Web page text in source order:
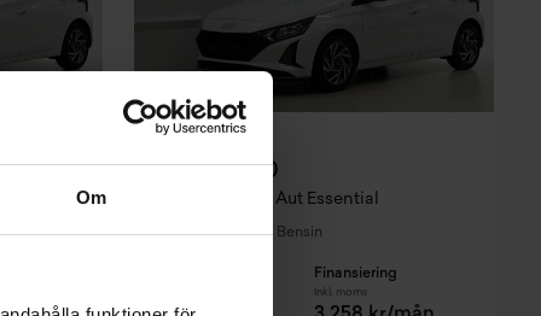
Om
Hyundai i20
1.0 T-GDi 90hk Aut Essential
NY 2027 •0 mil • Bensin
Finansiering
Inkl. moms